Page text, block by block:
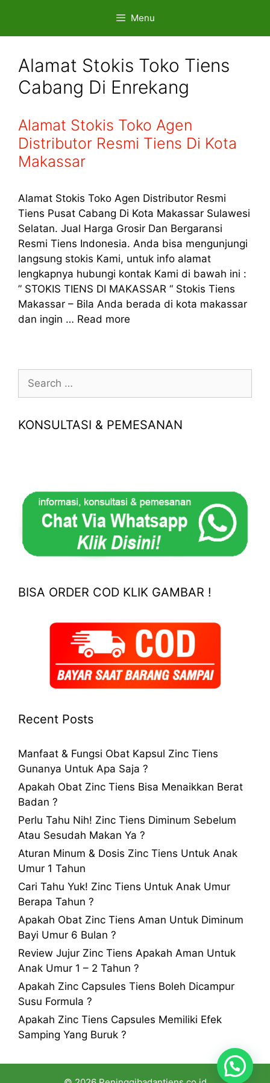
content
Menu
Alamat Stokis Toko Tiens
Cabang Di Enrekang
Alamat Stokis Toko Agen
Distributor Resmi Tiens Di Kota
Makassar
Alamat Stokis Toko Agen Distributor Resmi
Tiens Pusat Cabang Di Kota Makassar Sulawesi
Selatan. Jual Harga Grosir Dan Bergaransi
Resmi Tiens Indonesia. Anda bisa mengunjungi
langsung stokis Kami, untuk info alamat
lengkapnya hubungi kontak Kami di bawah ini :
” STOKIS TIENS DI MAKASSAR “ Stokis Tiens
Makassar – Bila Anda berada di kota makassar
dan ingin … Read more
Search
for:
KONSULTASI & PEMESANAN
BISA ORDER COD KLIK GAMBAR !
Recent Posts
Manfaat & Fungsi Obat Kapsul Zinc Tiens
Gunanya Untuk Apa Saja ?
Apakah Obat Zinc Tiens Bisa Menaikkan Berat
Badan ?
Perlu Tahu Nih! Zinc Tiens Diminum Sebelum
Atau Sesudah Makan Ya ?
Aturan Minum & Dosis Zinc Tiens Untuk Anak
Umur 1 Tahun
Cari Tahu Yuk! Zinc Tiens Untuk Anak Umur
Berapa Tahun ?
Apakah Obat Zinc Tiens Aman Untuk Diminum
Bayi Umur 6 Bulan ?
Review Jujur Zinc Tiens Apakah Aman Untuk
Anak Umur 1 – 2 Tahun ?
Apakah Zinc Capsules Tiens Boleh Dicampur
Susu Formula ?
Apakah Zinc Tiens Capsules Memiliki Efek
Samping Yang Buruk ?